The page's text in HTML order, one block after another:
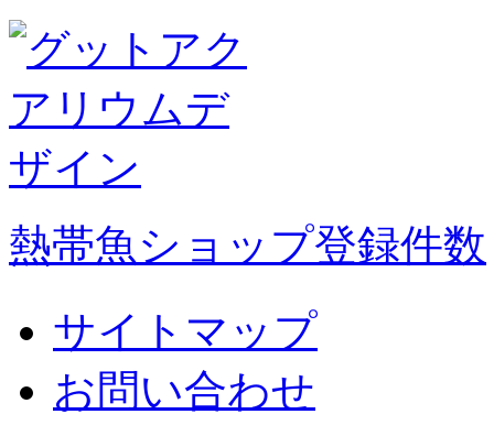
熱帯魚ショップ登録件数
サイトマップ
お問い合わせ